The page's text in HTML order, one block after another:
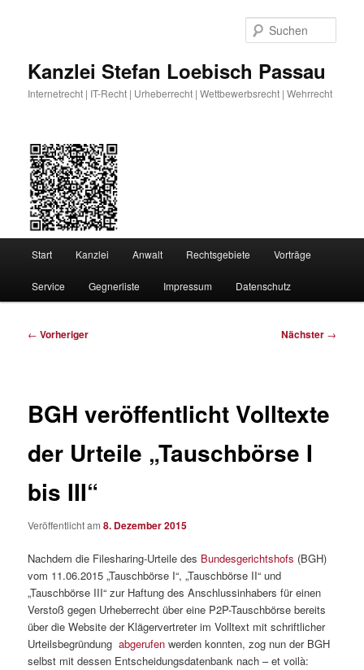
Kanzlei Stefan Loebisch Passau
Internetrecht | IT-Recht | Urheberrecht | Wettbewerbsrecht | Wehrrecht
Start Kanzlei Anwalt Rechtsgebiete Vorträge
Service Gegnerliste Impressum Datenschutz
Beitragsnavigation
← Vorheriger Nächster →
BGH veröffentlicht Volltexte
der Urteile „Tauschbörse I
bis III“
Veröffentlicht am8. Dezember 2015
Nachdem die Filesharing-Urteile des Bundesgerichtshofs (BGH)
vom 11.06.2015 „Tauschbörse I“, „Tauschbörse II“ und
„Tauschbörse III“ zur Haftung des Anschlussinhabers für einen
Verstoß gegen Urheberrecht über eine P2P-Tauschbörse bereits
über die Website der Klägervertreter im Volltext mit schriftlicher
Urteilsbegründungabgerufen werden konnten, zog nun der BGH
selbst mit dessen Entscheidungsdatenbank nach – et voilà: